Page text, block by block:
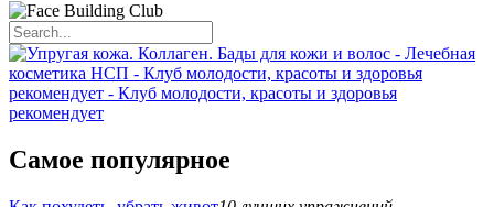
Самое популярное